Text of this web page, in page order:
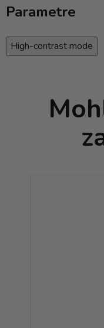
Parametre
High-contrast mode